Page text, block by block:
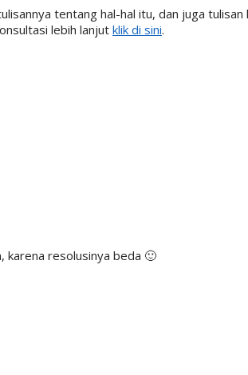
tentang hal-hal itu, dan juga tulisan
lebih lanjutklik di sini.
karena resolusinya beda 🙂